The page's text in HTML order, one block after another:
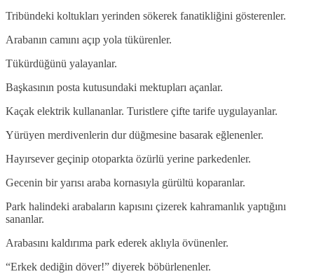
Tribündeki koltukları yerinden sökerek fanatikliğini gösterenler.
Arabanın camını açıp yola tükürenler.
Tükürdüğünü yalayanlar.
Başkasının posta kutusundaki mektupları açanlar.
Kaçak elektrik kullananlar. Turistlere çifte tarife uygulayanlar.
Yürüyen merdivenlerin dur düğmesine basarak eğlenenler.
Hayırsever geçinip otoparkta özürlü yerine parkedenler.
Gecenin bir yarısı araba kornasıyla gürültü koparanlar.
Park halindeki arabaların kapısını çizerek kahramanlık yaptığını
sananlar.
Arabasını kaldırıma park ederek aklıyla övünenler.
“Erkek dediğin döver!” diyerek böbürlenenler.